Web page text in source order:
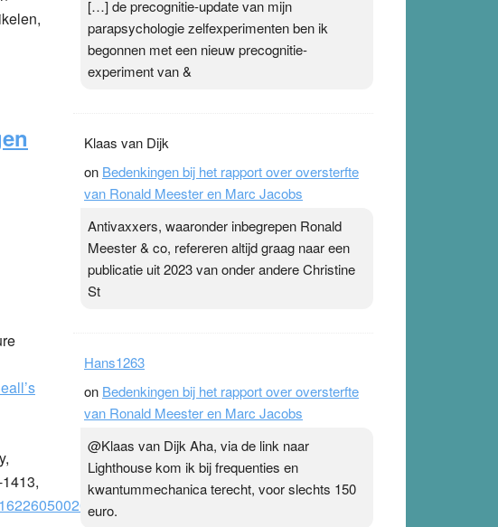
[…] de precognitie-update van mijn
parapsychologie zelfexperimenten ben ik
begonnen met een nieuw precognitie-
experiment van &
Klaas van Dijk
on Bedenkingen bij het rapport over oversterfte
van Ronald Meester en Marc Jacobs
Antivaxxers, waaronder inbegrepen Ronald
Meester & co, refereren altijd graag naar een
publicatie uit 2023 van onder andere Christine
St
Hans1263
on Bedenkingen bij het rapport over oversterfte
van Ronald Meester en Marc Jacobs
@Klaas van Dijk Aha, via de link naar
Lighthouse kom ik bij frequenties en
kwantummechanica terecht, voor slechts 150
euro.